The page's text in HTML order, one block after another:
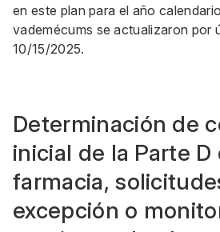
en este plan para el año
vademécums se actualizaron por
10/15/2025.
Determinación de
inicial de la Parte D
farmacia,
excepción o